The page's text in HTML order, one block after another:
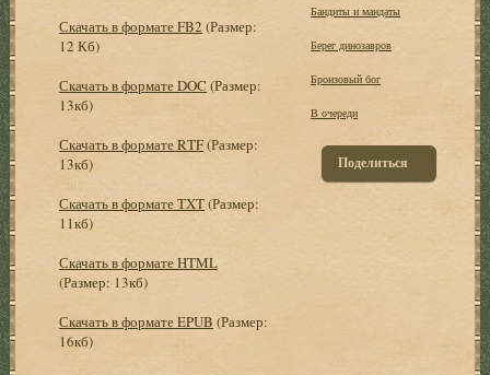
Скачать в формате FB2 (Размер:
12 Кб)
Скачать в формате DOC (Размер:
13кб)
Скачать в формате RTF(Размер:
13кб)
Скачать в формате TXT(Размер:
11кб)
Скачать в формате HTML
(Размер: 13кб)
Скачать в формате EPUB (Размер:
16кб)
Бандиты и мандаты
Берег динозавров
Бронзовый бог
В очереди
Поделиться